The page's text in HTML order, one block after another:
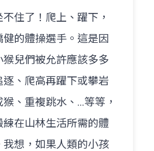
住了！爬上、躍下，
的體操選手。這是因
兒們被允許應該多多
、爬高再躍下或攀岩
、重複跳水、…等等，
練在山林生活所需的體
我想，如果人類的小孩